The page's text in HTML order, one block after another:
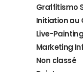
Graffitismo
Initiation au
Live-Painting
Marketing
Non classé